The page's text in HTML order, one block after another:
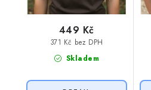
Skladem
371 Kč bez DPH
449 Kč